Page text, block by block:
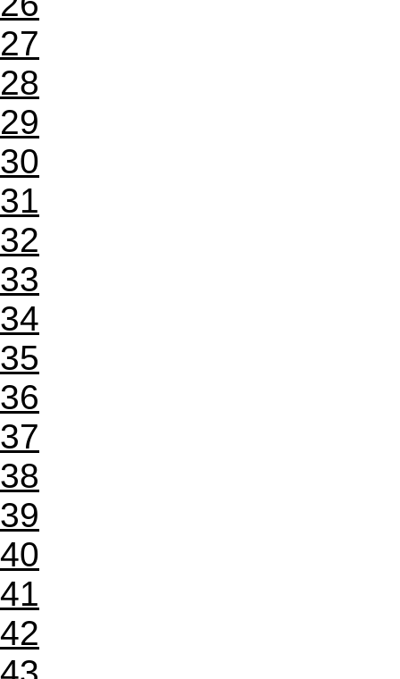
27
28
29
30
31
32
33
34
35
36
37
38
39
40
41
42